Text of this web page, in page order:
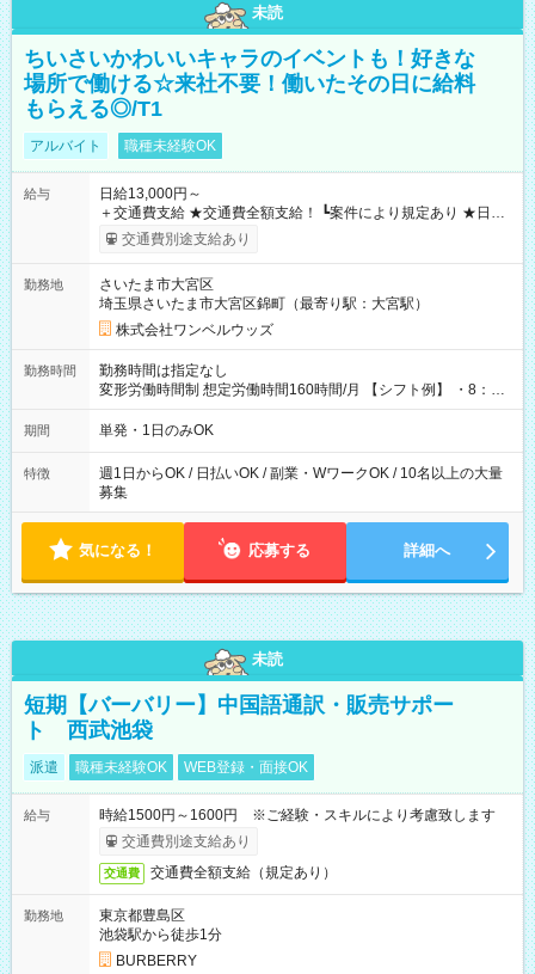
未読
ちいさいかわいいキャラのイベントも！好きな
場所で働ける☆来社不要！働いたその日に給料
もらえる◎/T1
アルバイト 職種未経験OK
給与
日給13,000円～
＋交通費支給 ★交通費全額支給！ ┗案件により規定あり ★日払
いOK！（規定あり） ┗働いたその日に現金GET♪ お仕事後はコ
ンビニATMから 日払い分を引き落とせます！ 【試用期間】試
交通費別途支給あり
勤務地
さいたま市大宮区
埼玉県さいたま市大宮区錦町（最寄り駅：大宮駅）
株式会社ワンベルウッズ
勤務時間
勤務時間は指定なし
変形労働時間制 想定労働時間160時間/月 【シフト例】 ・8：00
～21：00
期間 単発・1日のみOK
特徴
週1日からOK / 日払いOK / 副業・WワークOK / 10名以上の大量
募集
気になる！ 応募する 詳細へ
未読
短期【バーバリー】中国語通訳・販売サポー
ト 西武池袋
派遣 職種未経験OK WEB登録・面接OK
給与
時給1500円～1600円 ※ご経験・スキルにより考慮致します
交通費別途支給あり
交通費 交通費全額支給（規定あり）
勤務地
東京都豊島区
池袋駅から徒歩1分
BURBERRY